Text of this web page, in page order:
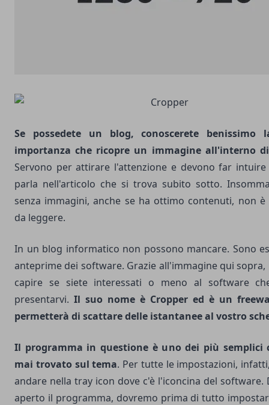
Se possedete un blog, conoscerete benissimo
importanza che ricopre un immagineall'interno
Servono per attirare l'attenzione e devono far
parla nell'articolo che si trova subito sotto.
senza immagini, anche se ha ottimo contenuti, non è
da leggere.
In un blog informatico non possono mancare. Sono
anteprime dei software. Grazie all'immagine qui
capire se siete interessati o meno al software
presentarvi. Il suo nome è Cropper ed è un
permetterà di scattare delle istantanee al vostro
Il programma in questione è uno dei più semplici
mai trovato sul tema. Per tutte le impostazioni,
andare nella tray icon dove c'è l'iconcina del software.
aperto il programma, dovremo prima di tutto